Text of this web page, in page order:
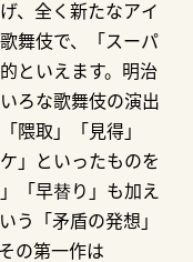
、全く新たなアイ
舞伎で、「スーパ
といえます。明治
ろな歌舞伎の演出
隈取」「見得」
」といったものを
「早替り」も加え
う「矛盾の発想」
の第一作は